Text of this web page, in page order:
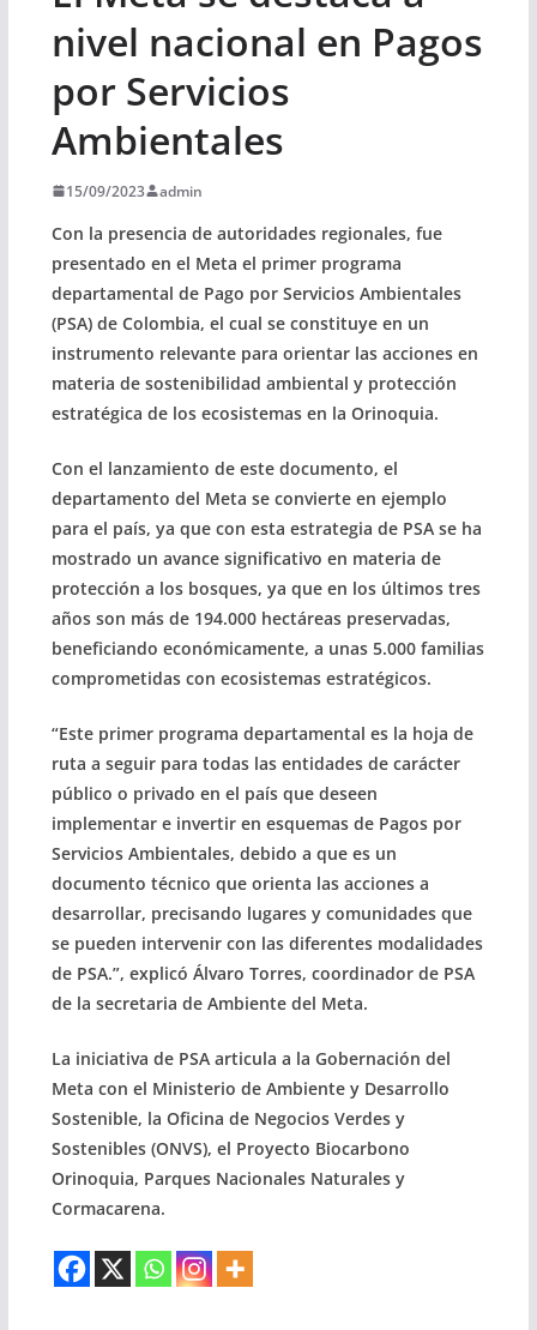
nivel nacional en Pagos
por Servicios
Ambientales
15/09/2023 admin
Con la presencia de autoridades regionales, fue
presentado en el Meta el primer programa
departamental de Pago por Servicios Ambientales
(PSA) de Colombia, el cual se constituye en un
instrumento relevante para orientar las acciones en
materia de sostenibilidad ambiental y protección
estratégica de los ecosistemas en la Orinoquia.
Con el lanzamiento de este documento, el
departamento del Meta se convierte en ejemplo
para el país, ya que con esta estrategia de PSA se ha
mostrado un avance significativo en materia de
protección a los bosques, ya que en los últimos tres
años son más de 194.000 hectáreas preservadas,
beneficiando económicamente, a unas 5.000 familias
comprometidas con ecosistemas estratégicos.
“Este primer programa departamental es la hoja de
ruta a seguir para todas las entidades de carácter
público o privado en el país que deseen
implementar e invertir en esquemas de Pagos por
Servicios Ambientales, debido a que es un
documento técnico que orienta las acciones a
desarrollar, precisando lugares y comunidades que
se pueden intervenir con las diferentes modalidades
de PSA.”, explicó Álvaro Torres, coordinador de PSA
de la secretaria de Ambiente del Meta.
La iniciativa de PSA articula a la Gobernación del
Meta con el Ministerio de Ambiente y Desarrollo
Sostenible, la Oficina de Negocios Verdes y
Sostenibles (ONVS), el Proyecto Biocarbono
Orinoquia, Parques Nacionales Naturales y
Cormacarena.